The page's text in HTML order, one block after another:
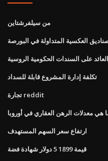
من سيلفرشتاين
العكسية المتداولة في البورصة
العائد على السندات الحكومية الروسية
تكلفة إدارة المشروع قابلة للسداد
تجارة reddit
هي معدلات الرهن العقاري في أوروبا
ارتفاع سعر السهم المستهدف
قيمة 1899 5 دولار شهادة فضة